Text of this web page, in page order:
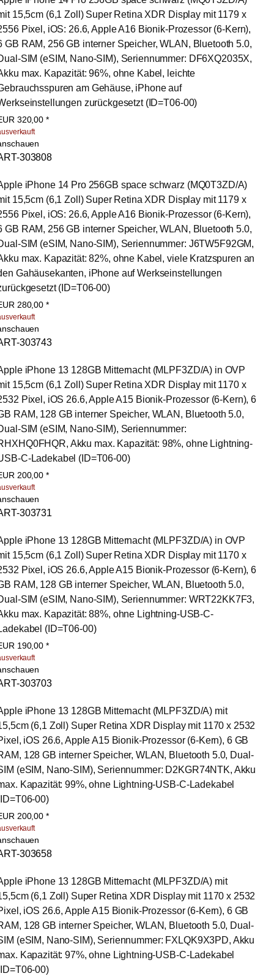
15,5cm (6,1 Zoll) Super Retina XDR Display mit 1179 x
Pixel, iOS: 26.6, Apple A16 Bionik-Prozessor (6-Kern),
GB RAM, 256 GB interner Speicher, WLAN, Bluetooth 5.0,
SIM (eSIM, Nano-SIM), Seriennummer: DF6XQ2035X,
max. Kapazität: 96%, ohne Kabel, leichte
am Gehäuse, iPhone auf
zurückgesetzt (ID=T06-00)
320,00 *
303808
iPhone 14 Pro 256GB space schwarz (MQ0T3ZD/A)
15,5cm (6,1 Zoll) Super Retina XDR Display mit 1179 x
Pixel, iOS: 26.6, Apple A16 Bionik-Prozessor (6-Kern),
GB RAM, 256 GB interner Speicher, WLAN, Bluetooth 5.0,
SIM (eSIM, Nano-SIM), Seriennummer: J6TW5F92GM,
max. Kapazität: 82%, ohne Kabel, viele Kratzspuren an
Gahäusekanten, iPhone auf Werkseinstellungen
(ID=T06-00)
280,00 *
303743
iPhone 13 128GB Mitternacht (MLPF3ZD/A) in OVP
15,5cm (6,1 Zoll) Super Retina XDR Display mit 1170 x
Pixel, iOS 26.6, Apple A15 Bionik-Prozessor (6-Kern), 6
RAM, 128 GB interner Speicher, WLAN, Bluetooth 5.0,
SIM (eSIM, Nano-SIM), Seriennummer:
Akku max. Kapazität: 98%, ohne Lightning-
C-Ladekabel (ID=T06-00)
200,00 *
303731
iPhone 13 128GB Mitternacht (MLPF3ZD/A) in OVP
15,5cm (6,1 Zoll) Super Retina XDR Display mit 1170 x
Pixel, iOS 26.6, Apple A15 Bionik-Prozessor (6-Kern), 6
RAM, 128 GB interner Speicher, WLAN, Bluetooth 5.0,
SIM (eSIM, Nano-SIM), Seriennummer: WRT22KK7F3,
max. Kapazität: 88%, ohne Lightning-USB-C-
(ID=T06-00)
190,00 *
303703
iPhone 13 128GB Mitternacht (MLPF3ZD/A) mit
(6,1 Zoll) Super Retina XDR Display mit 1170 x 2532
iOS 26.6, Apple A15 Bionik-Prozessor (6-Kern), 6 GB
128 GB interner Speicher, WLAN, Bluetooth 5.0, Dual-
(eSIM, Nano-SIM), Seriennummer: D2KGR74NTK, Akku
Kapazität: 99%, ohne Lightning-USB-C-Ladekabel
00)
200,00 *
303658
iPhone 13 128GB Mitternacht (MLPF3ZD/A) mit
(6,1 Zoll) Super Retina XDR Display mit 1170 x 2532
iOS 26.6, Apple A15 Bionik-Prozessor (6-Kern), 6 GB
128 GB interner Speicher, WLAN, Bluetooth 5.0, Dual-
(eSIM, Nano-SIM), Seriennummer: FXLQK9X3PD, Akku
Kapazität: 97%, ohne Lightning-USB-C-Ladekabel
00)